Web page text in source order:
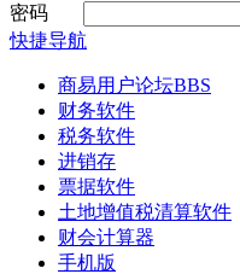
密码
快捷导航
商易用户论坛BBS
财务软件
税务软件
进销存
票据软件
土地增值税清算软件
财会计算器
手机版